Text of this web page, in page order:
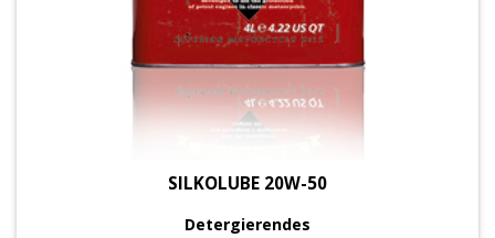
SILKOLUBE 20W-50
Detergierendes